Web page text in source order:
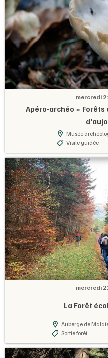
mercredi
Apéro-archéo «
Musée
Visite guidée
mercredi
La Forêt
Auberge de
Sortie forêt